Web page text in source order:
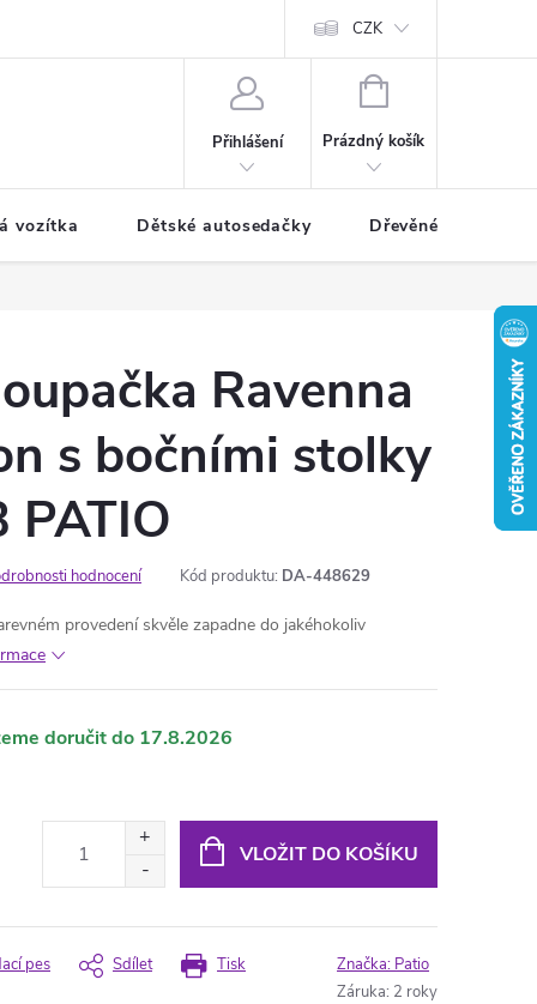
CZK
Přihlášení
NÁKUPNÍ
Prázdný košík
vozítka Dětské autosedačky Dřevěné hračky
Ravenna
s bočními stolky
hodnocení Kód produktu: DA-448629
provedení skvěle zapadne do jakéhokoliv
17.8.2026
VLOŽIT DO KOŠÍKU
Tisk
pes Sdílet Značka: Patio
Záruka: 2 roky